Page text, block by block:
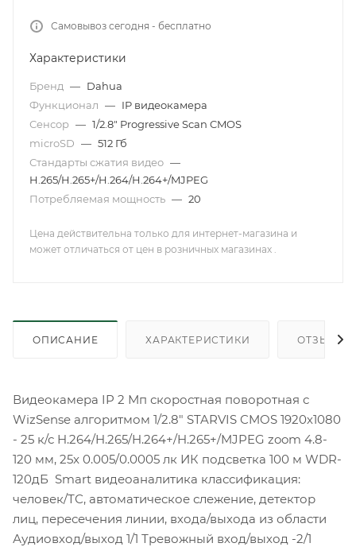
Самовывоз сегодня - бесплатно
Характеристики
Бренд — Dahua
Функционал — IP видеокамера
Сенсор — 1/2.8" Progressive Scan CMOS
microSD — 512 Гб
Стандарты сжатия видео —
H.265/H.265+/H.264/H.264+/MJPEG
Потребляемая мощность — 20
Цена действительна только для интернет-магазина и
может отличаться от цен в розничных магазинах .
ОПИСАНИЕ ХАРАКТЕРИСТИКИ ОТЗЫВЫ
Видеокамера IP 2 Мп скоростная поворотная с
WizSense алгоритмом 1/2.8" STARVIS CMOS 1920х1080
- 25 к/с H.264/H.265/H.264+/H.265+/MJPEG zoom 4.8-
120 мм, 25x 0.005/0.0005 лк ИК подсветка 100 м WDR-
120дБ Smart видеоаналитика классификация:
человек/ТС, автоматическое слежение, детектор
лиц, пересечения линии, входа/выхода из области
Аудиовход/выход 1/1 Тревожный вход/выход -2/1